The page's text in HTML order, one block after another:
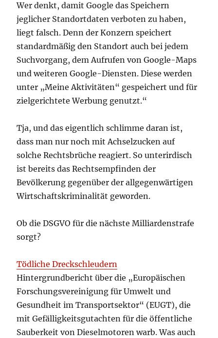
Wer denkt, damit Google das Speichern
jeglicher Standortdaten verboten zu haben,
liegt falsch. Denn der Konzern speichert
standardmäßig den Standort auch bei jedem
Suchvorgang, dem Aufrufen von Google-Maps
und weiteren Google-Diensten. Diese werden
unter „Meine Aktivitäten“ gespeichert und für
zielgerichtete Werbung genutzt.“
Tja, und das eigentlich schlimme daran ist,
dass man nur noch mit Achselzucken auf
solche Rechtsbrüche reagiert. So unterirdisch
ist bereits das Rechtsempfinden der
Bevölkerung gegenüber der allgegenwärtigen
Wirtschaftskriminalität geworden.
Ob die DSGVO für die nächste Milliardenstrafe
sorgt?
Tödliche Dreckschleudern
Hintergrundbericht über die „Europäischen
Forschungsvereinigung für Umwelt und
Gesundheit im Transportsektor“ (EUGT), die
mit Gefälligkeitsgutachten für die öffentliche
Sauberkeit von Dieselmotoren warb. Was auch